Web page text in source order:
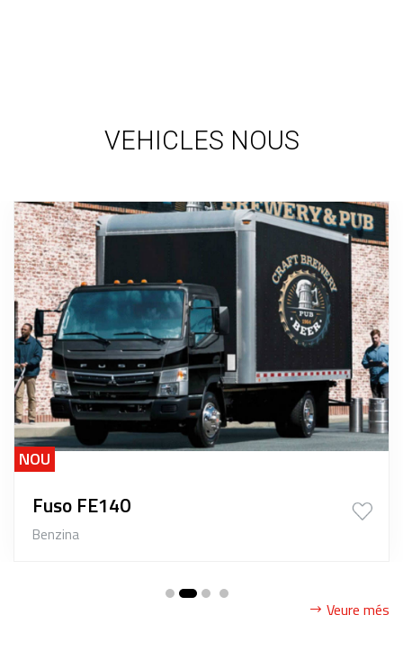
VEHICLES NOUS
NOU
Fuso FE140
Benzina
Veure més